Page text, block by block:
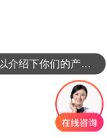
可以介绍下你们的产品么